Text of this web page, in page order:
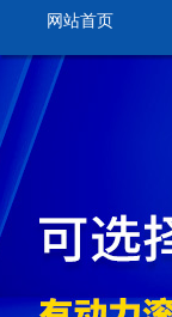
网站首页